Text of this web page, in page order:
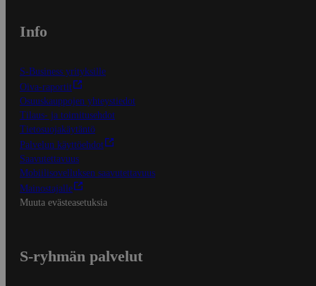
Info
S-Business yrityksille
Oiva-raportit
Osuuskauppojen yhteystiedot
Tilaus- ja toimitusehdot
Tietosuojakäytäntö
Palvelun käyttöehdot
Saavutettavuus
Mobiilisovelluksen saavutettavuus
Mainostajalle
Muuta evästeasetuksia
S-ryhmän palvelut